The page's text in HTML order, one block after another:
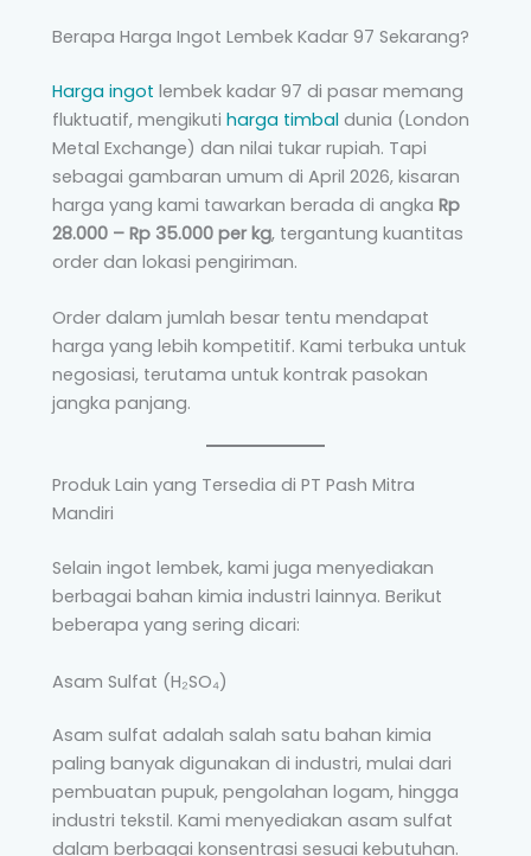
Berapa Harga Ingot Lembek Kadar 97 Sekarang?
Harga ingot lembek kadar 97 di pasar memang
fluktuatif, mengikuti harga timbal dunia (London
Metal Exchange) dan nilai tukar rupiah. Tapi
sebagai gambaran umum di April 2026, kisaran
harga yang kami tawarkan berada di angka Rp
28.000 – Rp 35.000 per kg, tergantung kuantitas
order dan lokasi pengiriman.
Order dalam jumlah besar tentu mendapat
harga yang lebih kompetitif. Kami terbuka untuk
negosiasi, terutama untuk kontrak pasokan
jangka panjang.
Produk Lain yang Tersedia di PT Pash Mitra
Mandiri
Selain ingot lembek, kami juga menyediakan
berbagai bahan kimia industri lainnya. Berikut
beberapa yang sering dicari:
Asam Sulfat (H₂SO₄)
Asam sulfat adalah salah satu bahan kimia
paling banyak digunakan di industri, mulai dari
pembuatan pupuk, pengolahan logam, hingga
industri tekstil. Kami menyediakan asam sulfat
dalam berbagai konsentrasi sesuai kebutuhan.